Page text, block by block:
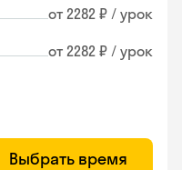
от 2282 ₽ / урок
от 2282 ₽ / урок
Выбрать время